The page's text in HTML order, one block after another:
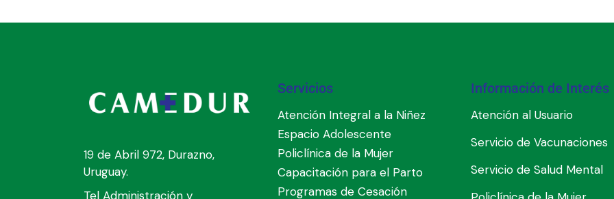
19 de Abril 972, Durazno,
Uruguay.
Tel Administración y
Servicios
Atención Integral a la Niñez
Espacio Adolescente
Policlínica de la Mujer
Capacitación para el Parto
Programas de Cesación
Información de Interés
Atención al Usuario
Servicio de Vacunaciones
Servicio de Salud Mental